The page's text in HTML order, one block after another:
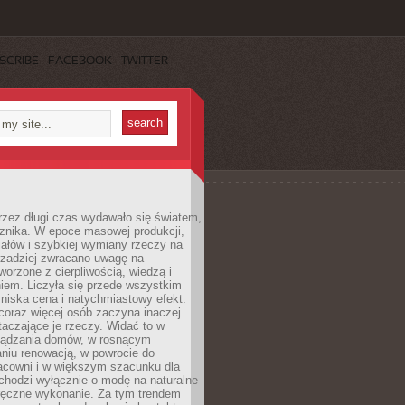
FACEBOOK TWITTER
długi czas wydawało się światem,
W epoce masowej produkcji,
i szybkiej wymiany rzeczy na
zwracano uwagę na
z cierpliwością, wiedzą i
Liczyła się przede wszystkim
cena i natychmiastowy efekt.
więcej osób zaczyna inaczej
je rzeczy. Widać to w
domów, w rosnącym
renowacją, w powrocie do
i w większym szacunku dla
wyłącznie o modę na naturalne
wykonanie. Za tym trendem